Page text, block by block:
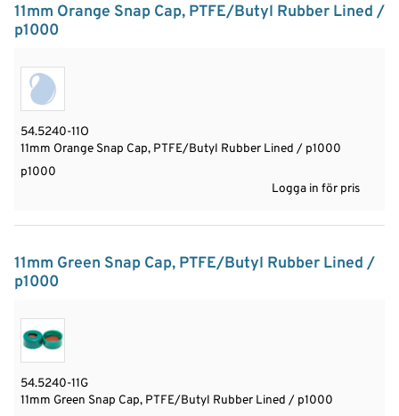
11mm Orange Snap Cap, PTFE/Butyl Rubber Lined /
p1000
54.5240-11O
11mm Orange Snap Cap, PTFE/Butyl Rubber Lined / p1000
p1000
Logga in för pris
11mm Green Snap Cap, PTFE/Butyl Rubber Lined /
p1000
54.5240-11G
11mm Green Snap Cap, PTFE/Butyl Rubber Lined / p1000